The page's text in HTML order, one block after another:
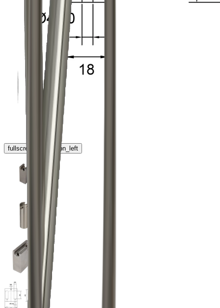
fullscreen chevron_left